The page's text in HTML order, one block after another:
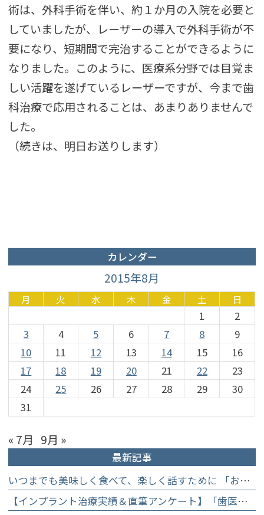
術は、外科手術を伴い、約１か月の入院を必要と
していましたが、レーザーの導入で外科手術が不
要になり、短期間で完治することができるように
なりました。このように、医療系分野では目覚ま
しい活躍を遂げているレーザーですが、今まで歯
科治療で応用されることは、あまりありませんで
した。
（続きは、明日お送りします）
カレンダー
2015年8月
月 火 水 木 金 土 日
1
2
3
4 5 6 7 8
9
10
11 12 13 14 15
16
17
18 19 20 21 22
23
24
25 26 27 28 29
30
31
« 7月 9月 »
最新記事
いつまでも美味しく食べて、楽しく話すために 「お口からはじめる健康長寿教室」を開催します
【インプラント治療実績＆直筆アンケート】「歯医者が怖かった」トラウマを乗り越えて。70歳・介護士女性が手に入れた「晴れ晴れとした笑顔」と人生を支える噛み合わせ】